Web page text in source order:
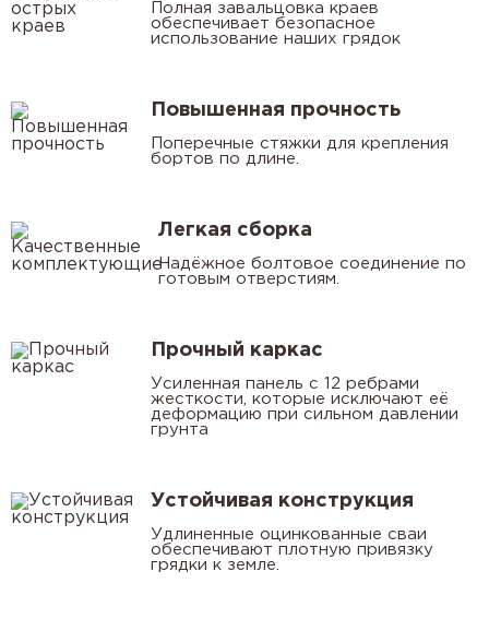
Полная завальцовка краев
обеспечивает безопасное
использование наших грядок
Повышенная прочность
Поперечные стяжки для крепления
бортов по длине.
Легкая сборка
Надёжное болтовое соединение по
готовым отверстиям.
Прочный каркас
Усиленная панель с 12 ребрами
жесткости, которые исключают её
деформацию при сильном давлении
грунта
Устойчивая конструкция
Удлиненные оцинкованные сваи
обеспечивают плотную привязку
грядки к земле.